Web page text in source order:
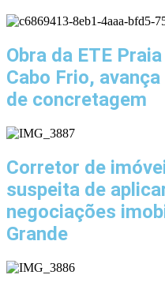
Obra da ETE
Cabo Frio,
de concretagem
Corretor de
suspeita de
negociações
Grande